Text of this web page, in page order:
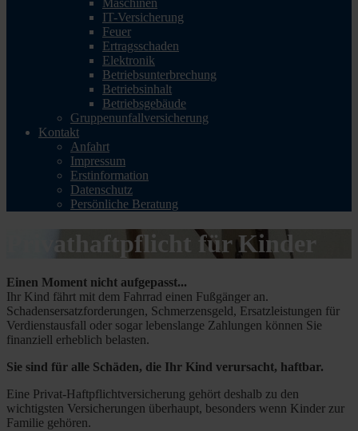
Maschinen
IT-Versicherung
Feuer
Ertragsschaden
Elektronik
Betriebsunterbrechung
Betriebsinhalt
Betriebsgebäude
Gruppenunfallversicherung
Kontakt
Anfahrt
Impressum
Erstinformation
Datenschutz
Persönliche Beratung
Privathaftpflicht für Kinder
Einen Moment nicht aufgepasst...
Ihr Kind fährt mit dem Fahrrad einen Fußgänger an.
Schadensersatzforderungen, Schmerzensgeld, Ersatzleistungen für
Verdienstausfall oder sogar lebenslange Zahlungen können Sie
finanziell erheblich belasten.
Sie sind für alle Schäden, die Ihr Kind verursacht, haftbar.
Eine Privat-Haftpflichtversicherung gehört deshalb zu den
wichtigsten Versicherungen überhaupt, besonders wenn Kinder zur
Familie gehören.